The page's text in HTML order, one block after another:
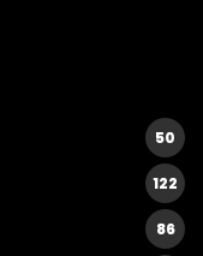
50
122
86